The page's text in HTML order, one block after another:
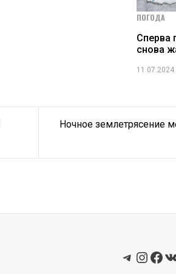
ПОГОДА
Сперва
снова
11.07.2024
Ночное землетрясение